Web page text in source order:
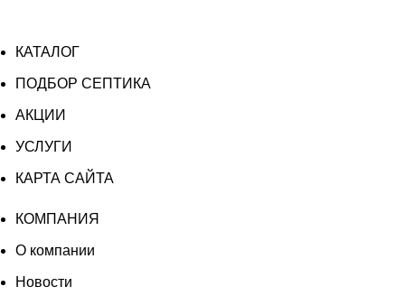
КАТАЛОГ
ПОДБОР СЕПТИКА
АКЦИИ
УСЛУГИ
КАРТА САЙТА
КОМПАНИЯ
О компании
Новости